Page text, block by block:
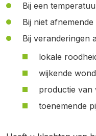
Bij een
Bij niet
Bij veranderingen
lokale
wijkende
productie van
toenemende